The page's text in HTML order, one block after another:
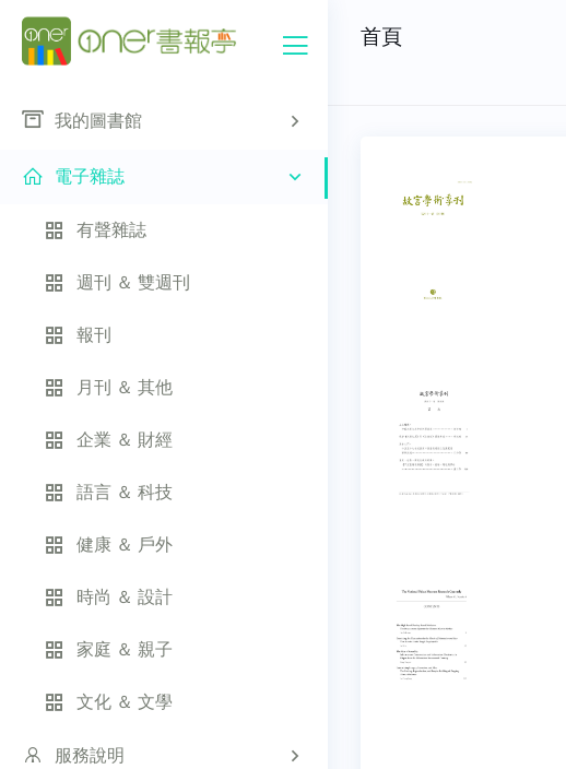
我的圖書館
電子雜誌
有聲雜誌
週刊 ＆ 雙週刊
報刊
月刊 ＆ 其他
企業 ＆ 財經
語言 ＆ 科技
健康 ＆ 戶外
時尚 ＆ 設計
家庭 ＆ 親子
文化 ＆ 文學
服務說明
首頁